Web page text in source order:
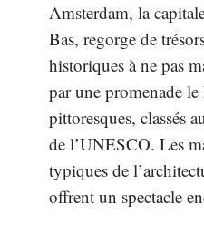
Amsterdam, la
Bas, regorge de
historiques à ne pas
par une promenade
pittoresques, classés
de l’UNESCO. Les
typiques de
offrent un spectacle